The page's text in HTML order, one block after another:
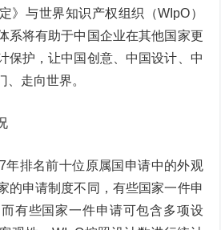
》与世界知识产权组织（WIpO）
系将有助于中国企业在其他国家更
保护，让中国创意、中国设计、中
、走向世界。
年排名前十位原属国申请中的外观
的申请制度不同，有些国家一件申
有些国家一件申请可包含多项设